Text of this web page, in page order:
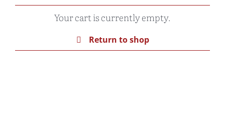
Your cart is currently empty.
Return to shop